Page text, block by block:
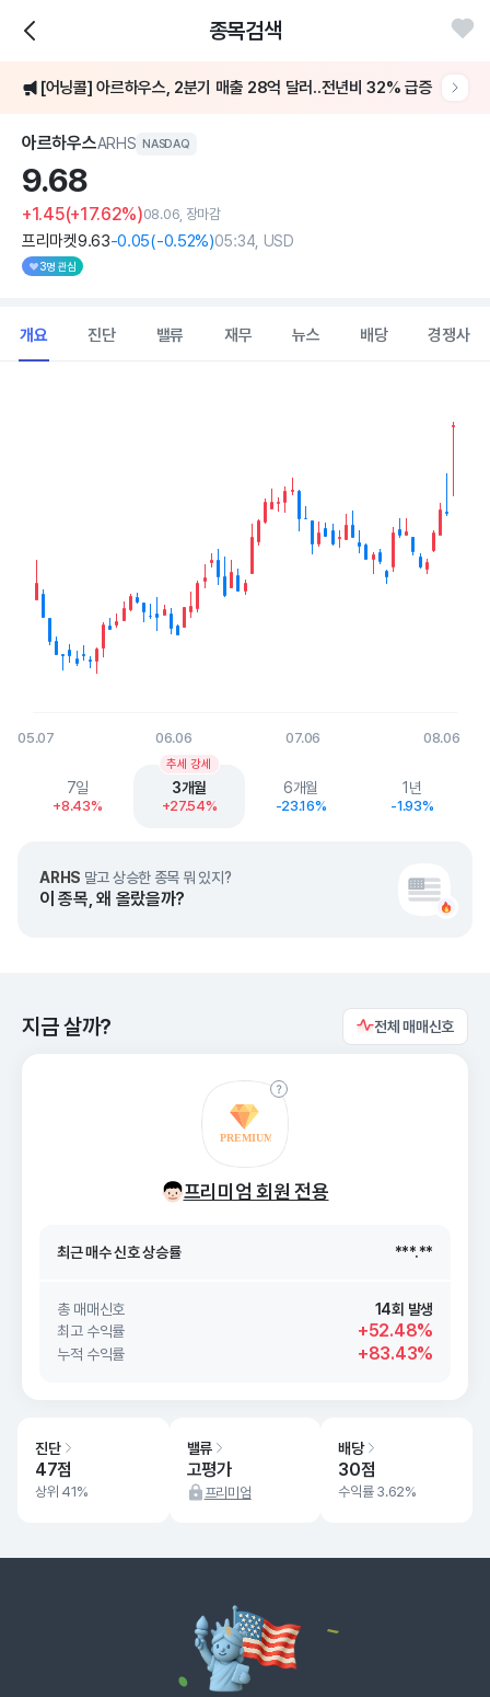
종목검색
주가가 5% 이상 급등했어요
[어닝콜] 아르하우스, 2분기 매출 28억 달러..전년비 32% 급증
2분기 매출액 3.8억 달러·순이익 4천만 달러 기록
주가가 5% 이상 급등했어요
아르하우스ARHS NASDAQ
9.68
+1.45(+17.62%)08.06, 장마감
프리마켓9.63-0.05(-0.52%)05:34, USD
3명 관심
개요 진단 밸류 재무 뉴스 배당 경쟁사
05.07 06.06 07.06 08.06
End of interactive chart.
7일
+8.43%
3개월
+27.54%
추세 강세
6개월
-23.16%
1년
-1.93%
ARHS 말고 상승한 종목 뭐 있지?
이 종목, 왜 올랐을까?
지금 살까? 전체 매매신호
프리미엄 회원 전용
26. 08/07
최근 매수 신호 상승률 ***.**
최근 매수 신호 ***.**
총 매매신호
14회 발생
최고 수익률
+52.48%
누적 수익률 +83.43%
진단
47점
상위 41%
밸류
고평가
프리미엄
배당
30점
수익률 3.62%